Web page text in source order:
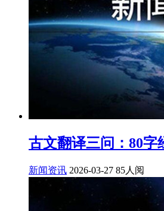
古文翻译三问：80字
新闻资讯 2026-03-27 85人阅